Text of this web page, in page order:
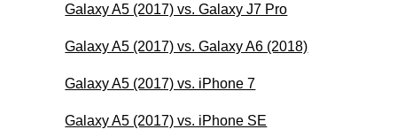
Galaxy A5 (2017) vs. Galaxy J7 Pro
Galaxy A5 (2017) vs. Galaxy A6 (2018)
Galaxy A5 (2017) vs. iPhone 7
Galaxy A5 (2017) vs. iPhone SE